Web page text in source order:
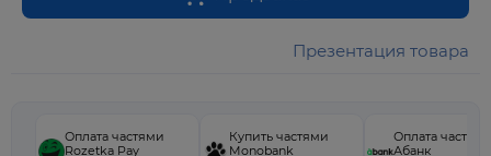
Презентация товара
Оплата частями
Rozetka Pay
Купить частями
Monobank
Оплата
Абанк